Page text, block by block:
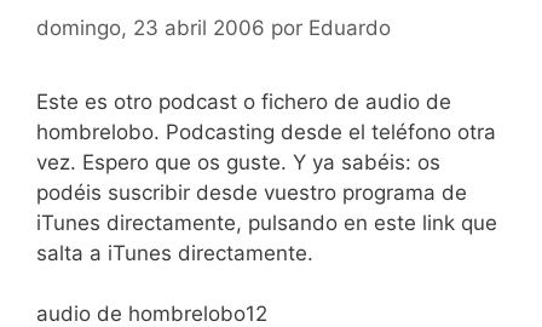
domingo, 23 abril 2006 por Eduardo
Este es otro podcast o fichero de audio de
hombrelobo. Podcasting desde el teléfono otra
vez. Espero que os guste. Y ya sabéis: os
podéis suscribir desde vuestro programa de
iTunes directamente, pulsando en este link que
salta a iTunes directamente.
audio de hombrelobo12